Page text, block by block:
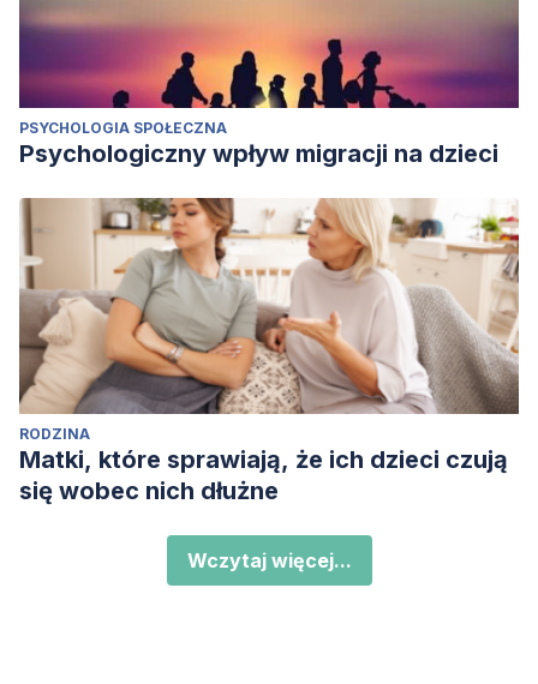
PSYCHOLOGIA SPOŁECZNA
Psychologiczny wpływ migracji na dzieci
RODZINA
Matki, które sprawiają, że ich dzieci czują
się wobec nich dłużne
Wczytaj więcej...